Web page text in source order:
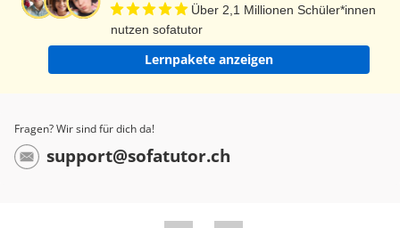
Über 2,1 Millionen Schüler*innen
nutzen sofatutor
Lernpakete anzeigen
Fragen? Wir sind für dich da!
support@sofatutor.ch